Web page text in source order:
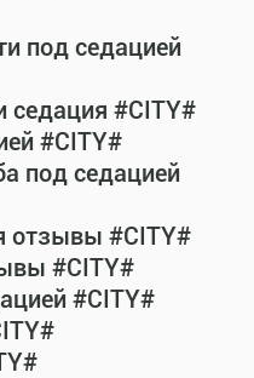
под седацией
седация #CITY#
#CITY#
под седацией
отзывы #CITY#
#CITY#
#CITY#